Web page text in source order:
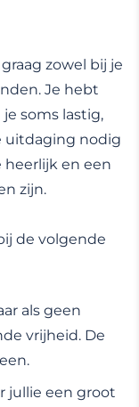
zowel bij je
Je hebt
soms lastig,
uitdaging nodig
heerlijk en een
zijn.
de volgende
als geen
vrijheid. De
jullie een groot